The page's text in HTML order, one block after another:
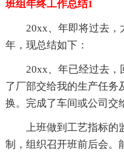
班组年终工作总结1
20xx、年即将过去，
年，现总结如下：
20xx、年已经过去，
了厂部交给我的生产任务
换。完成了车间或公司交
上班做到工艺指标的
制，组织召开班前后会。